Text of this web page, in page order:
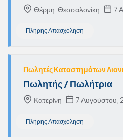
Θέρμη, Θεσσαλονίκη 7
Πλήρης Απασχόληση
Πωλητές Καταστημάτων
Πωλητής / Πωλήτρια
Κατερίνη 7 Αυγούστου,
Πλήρης Απασχόληση